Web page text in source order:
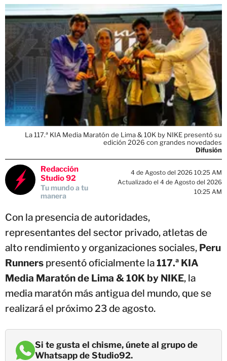
La 117.ª KIA Media Maratón de Lima & 10K by NIKE presentó su
edición 2026 con grandes novedades
Difusión
Redacción
Studio 92
Tu mundo a tu
manera
4 de Agosto del 2026 10:25 AM
Actualizado el 4 de Agosto del 2026
10:25 AM
Con la presencia de autoridades,
representantes del sector privado, atletas de
alto rendimiento y organizaciones sociales, Peru
Runners presentó oficialmente la117.ª KIA
Media Maratón de Lima & 10K by NIKE, la
media maratón más antigua del mundo, que se
realizará el próximo 23 de agosto.
Si te gusta el chisme, únete al grupo de
Whatsapp de Studio92.